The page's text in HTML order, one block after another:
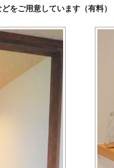
をご用意しています（有料）